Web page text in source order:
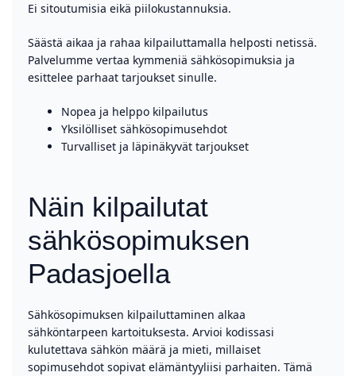
Ei sitoutumisia eikä piilokustannuksia.
Säästä aikaa ja rahaa kilpailuttamalla helposti netissä.
Palvelumme vertaa kymmeniä sähkösopimuksia ja
esittelee parhaat tarjoukset sinulle.
Nopea ja helppo kilpailutus
Yksilölliset sähkösopimusehdot
Turvalliset ja läpinäkyvät tarjoukset
Näin kilpailutat
sähkösopimuksen
Padasjoella
Sähkösopimuksen kilpailuttaminen alkaa
sähköntarpeen kartoituksesta. Arvioi kodissasi
kulutettava sähkön määrä ja mieti, millaiset
sopimusehdot sopivat elämäntyyliisi parhaiten. Tämä